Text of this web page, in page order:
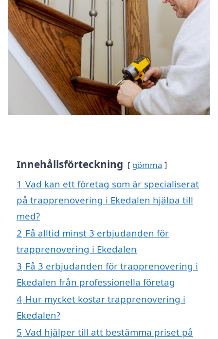
Innehållsförteckning gömma
1 Vad kan ett företag som är specialiserat
på trapprenovering i Ekedalen hjälpa till
med?
2 Få alltid minst 3 erbjudanden för
trapprenovering i Ekedalen
3 Få 3 erbjudanden för trapprenovering i
Ekedalen från professionella företag
4 Hur mycket kostar trapprenovering i
Ekedalen?
5 Vad hjälper till att bestämma priset på